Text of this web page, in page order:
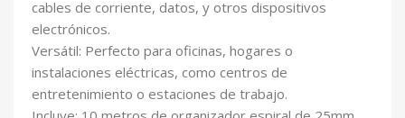
cables de corriente, datos, y otros dispositivos
electrónicos.
Versátil: Perfecto para oficinas, hogares o
instalaciones eléctricas, como centros de
entretenimiento o estaciones de trabajo.